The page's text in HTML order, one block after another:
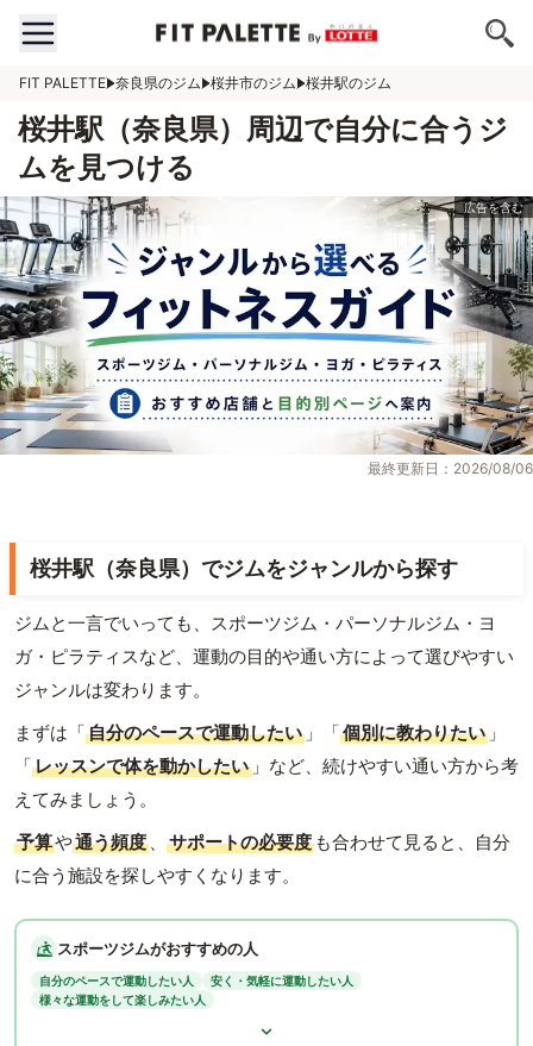
FIT PALETTE 奈良県のジム 桜井市のジム 桜井駅のジム
桜井駅（奈良県）周辺で自分に合うジ
ムを見つける
最終更新日：2026/08/06
桜井駅（奈良県）でジムをジャンルから探す
ジムと一言でいっても、スポーツジム・パーソナルジム・ヨ
ガ・ピラティスなど、運動の目的や通い方によって選びやすい
ジャンルは変わります。
まずは「自分のペースで運動したい 」「個別に教わりたい 」
「レッスンで体を動かしたい 」など、続けやすい通い方から考
えてみましょう。
予算や通う頻度 、 サポートの必要度 も合わせて見ると、自分
に合う施設を探しやすくなります。
スポーツジムがおすすめの人
自分のペースで運動したい人
安く・気軽に運動したい人
様々な運動をして楽しみたい人